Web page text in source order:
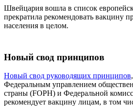
Швейцария вошла в список
прекратила рекомендовать вакцину
населения в целом.
Новый свод принципов
Новый свод руководящих принципов
Федеральным управлением
страны (FOPH) и Федеральной
рекомендует вакцину лицам, в том